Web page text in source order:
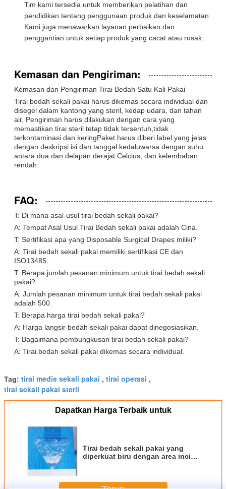
Tim kami tersedia untuk memberikan pelatihan dan
pendidikan tentang penggunaan produk dan keselamatan.
Kami juga menawarkan layanan perbaikan dan
penggantian untuk setiap produk yang cacat atau rusak.
Kemasan dan Pengiriman:
Kemasan dan Pengiriman Tirai Bedah Satu Kali Pakai
Tirai bedah sekali pakai harus dikemas secara individual dan
disegel dalam kantong yang steril, kedap udara, dan tahan
air. Pengiriman harus dilakukan dengan cara yang
memastikan tirai steril tetap tidak tersentuh,tidak
terkontaminasi dan keringPaket harus diberi label yang jelas
dengan deskripsi isi dan tanggal kedaluwarsa.dengan suhu
antara dua dan delapan derajat Celcius, dan kelembaban
rendah.
FAQ:
T: Di mana asal-usul tirai bedah sekali pakai?
A: Tempat Asal Usul Tirai Bedah sekali pakai adalah Cina.
T: Sertifikasi apa yang Disposable Surgical Drapes miliki?
A: Tirai bedah sekali pakai memiliki sertifikasi CE dan
ISO13485.
T: Berapa jumlah pesanan minimum untuk tirai bedah sekali
pakai?
A: Jumlah pesanan minimum untuk tirai bedah sekali pakai
adalah 500.
T: Berapa harga tirai bedah sekali pakai?
A: Harga langsir bedah sekali pakai dapat dinegosiasikan.
T: Bagaimana pembungkusan tirai bedah sekali pakai?
A: Tirai bedah sekali pakai dikemas secara individual.
Tag: tirai medis sekali pakai , tirai operasi ,
tirai sekali pakai steril
Dapatkan Harga Terbaik untuk
Tirai bedah sekali pakai yang
diperkuat biru dengan area incise